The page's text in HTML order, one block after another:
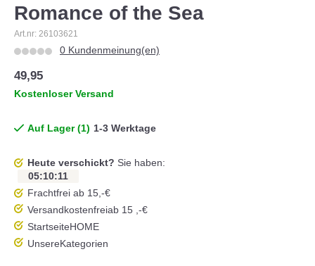
Romance of the Sea
Art.nr: 26103621
0 Kundenmeinung(en)
49,95
Kostenloser Versand
Auf Lager (1) 1-3 Werktage
Heute verschickt? Sie haben:
05:10:11
Frachtfrei ab 15,-€
Versandkostenfreiab 15 ,-€
StartseiteHOME
UnsereKategorien